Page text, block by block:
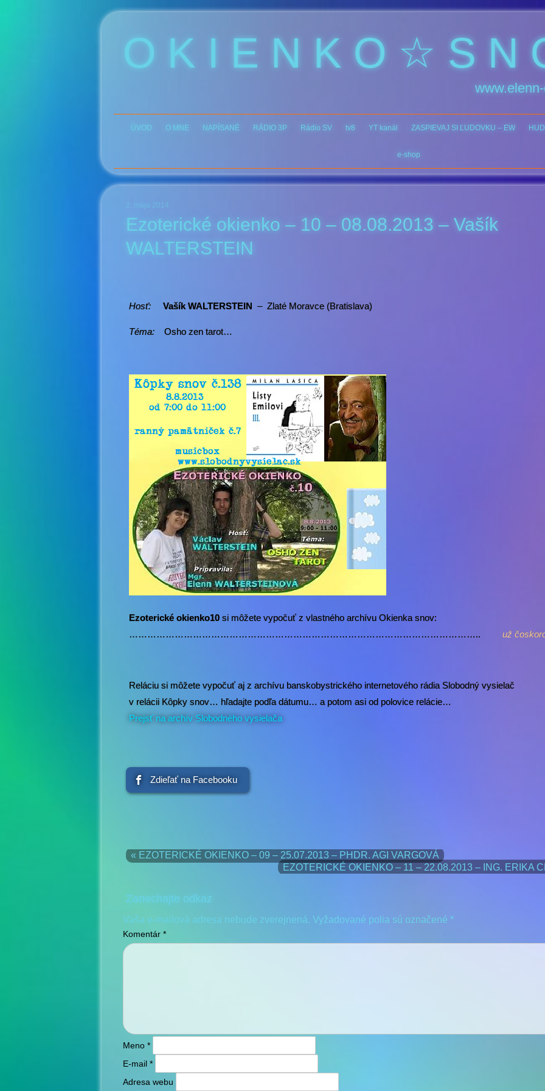
O K I E N K O ☆ S N
ÚVOD O MNE NAPÍSANÉ RÁDIO 3P Rádio SV tv8 YT kanál ZASPIEVAJ SI ĽUDOVKU – EW
e-shop
2. mája 2014
Ezoterické okienko – 10 – 08.08.2013 – Vašík
WALTERSTEIN
Hosť: Vašík WALTERSTEIN – Zlaté Moravce (Bratislava)
Téma: Osho zen tarot…
Ezoterické okienko10 si môžete vypočuť z vlastného archívu Okienka snov:
…………………………………………………………………………………………………….. už
Reláciu si môžete vypočuť aj z archívu banskobystrického internetového rádia Slobodný vysielač
v relácii Kôpky snov… hľadajte podľa dátumu… a potom asi od polovice relácie…
Prejsť na archív Slobodného vysielača
Zdieľať na Facebooku
« EZOTERICKÉ OKIENKO – 09 – 25.07.2013 – PHDR. AGI VARGOVÁ
EZOTERICKÉ OKIENKO – 11 – 22.08.2013 – ING. ERIKA
Zanechajte odkaz
Vaša e-mailová adresa nebude zverejnená. Vyžadované polia sú označené *
Komentár *
Meno *
E-mail *
Adresa webu